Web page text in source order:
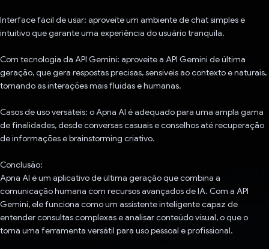
Interface fácil de usar: aproveite um ambiente de chat simples e
intuitivo que garante uma experiência do usuário tranquila.
Com tecnologia da API Gemini: aproveite a API Gemini de última
geração, que gera respostas precisas, sensíveis ao contexto e naturais,
tornando as interações mais fluidas e humanas.
Casos de uso versáteis: o Apna AI é adequado para uma ampla gama
de finalidades, desde conversas casuais e conselhos até recuperação
de informações e brainstorming criativo.
Conclusão:
Apna AI é um aplicativo de última geração que combina a
comunicação humana com recursos avançados de IA. Com a API
Gemini, ele funciona como um assistente inteligente capaz de
entender consultas complexas e analisar conteúdo visual, o que o
torna uma ferramenta versátil para uso pessoal e profissional.